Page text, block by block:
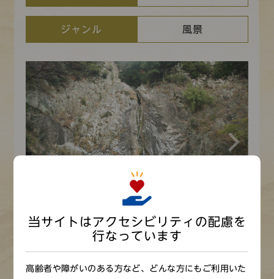
ジャンル 風景
布引の滝 雄滝
当サイトはアクセシビリティの配慮を
行なっています
高齢者や障がいのある方など、どんな方にもご利用いた
languages